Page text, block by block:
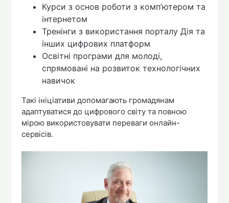
Курси з основ роботи з комп’ютером та
інтернетом
Тренінги з використання порталу Дія та
інших цифрових платформ
Освітні програми для молоді,
спрямовані на розвиток технологічних
навичок
Такі ініціативи допомагають громадянам
адаптуватися до цифрового світу та повною
мірою використовувати переваги онлайн-
сервісів.